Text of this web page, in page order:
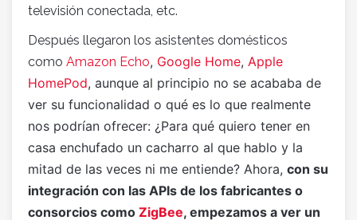
televisión conectada, etc.
Después llegaron los asistentes domésticos
como Amazon Echo, Google Home, Apple
HomePod, aunque al principio no se acababa de
ver su funcionalidad o qué es lo que realmente
nos podrían ofrecer: ¿Para qué quiero tener en
casa enchufado un cacharro al que hablo y la
mitad de las veces ni me entiende? Ahora, con su
integración con las APIs de los fabricantes o
consorcios como ZigBee, empezamos a ver un